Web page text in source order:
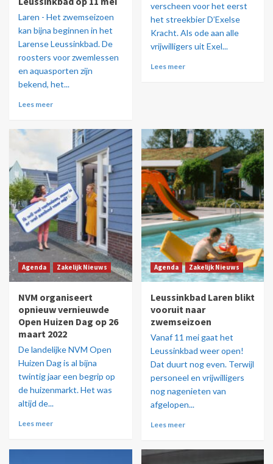
Laren - Het zwemseizoen
kan bijna beginnen in het
Larense Leussinkbad. De
roosters voor zwemlessen
en aquasporten zijn
bekend, het...
Lees meer
verscheen voor het eerst
het streekbier D’Exelse
Kracht. Als ode aan alle
vrijwilligers uit Exel...
Lees meer
Agenda Zakelijk Nieuws
NVM organiseert
opnieuw vernieuwde
Open Huizen Dag op 26
maart 2022
De landelijke NVM Open
Huizen Dag is al bijna
twintig jaar een begrip op
de huizenmarkt. Het was
altijd de...
Lees meer
Agenda Zakelijk Nieuws
Leussinkbad Laren blikt
vooruit naar
zwemseizoen
Vanaf 11 mei gaat het
Leussinkbad weer open!
Dat duurt nog even. Terwijl
personeel en vrijwilligers
nog nagenieten van
afgelopen...
Lees meer